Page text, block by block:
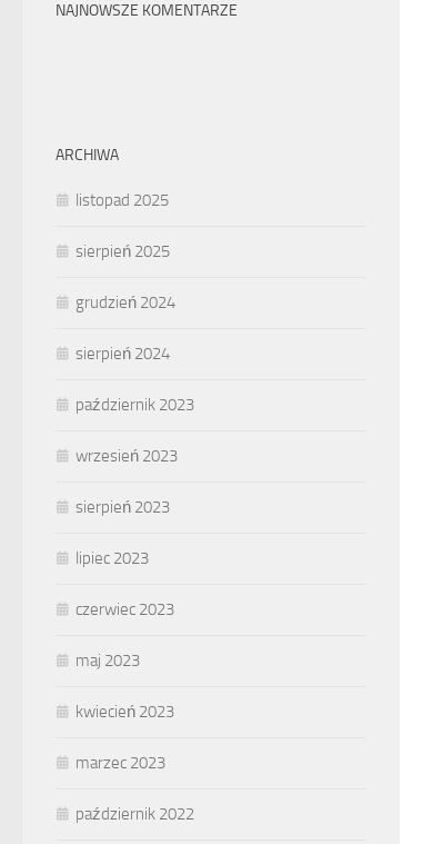
NAJNOWSZE KOMENTARZE
ARCHIWA
listopad 2025
sierpień 2025
grudzień 2024
sierpień 2024
październik 2023
wrzesień 2023
sierpień 2023
lipiec 2023
czerwiec 2023
maj 2023
kwiecień 2023
marzec 2023
październik 2022